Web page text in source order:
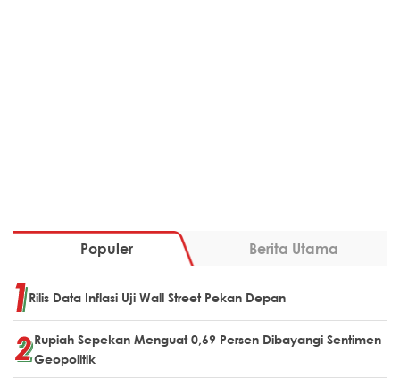
Populer Berita Utama
Rilis Data Inflasi Uji Wall Street Pekan Depan
Rupiah Sepekan Menguat 0,69 Persen Dibayangi Sentimen
Geopolitik